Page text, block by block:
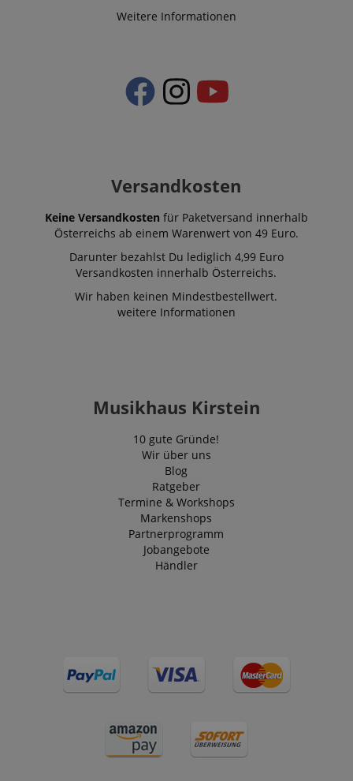
Weitere Informationen
Versandkosten
Keine Versandkosten für Paketversand innerhalb
Österreichs ab einem Warenwert von 49 Euro.
Darunter bezahlst Du lediglich 4,99 Euro
Versandkosten innerhalb Österreichs.
Wir haben keinen Mindestbestellwert.
weitere Informationen
Musikhaus Kirstein
10 gute Gründe!
Wir über uns
Blog
Ratgeber
Termine & Workshops
Markenshops
Partnerprogramm
Jobangebote
Händler